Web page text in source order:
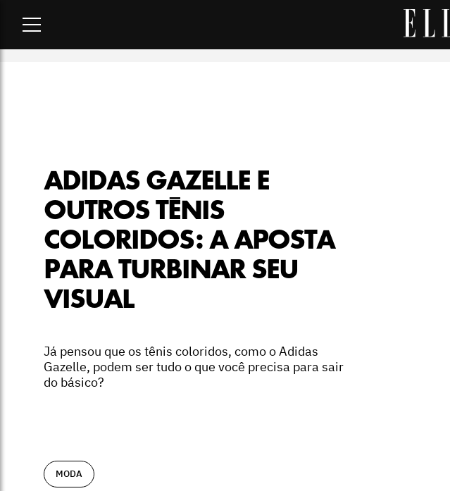
Adidas Gazelle e outros tênis coloridos: a aposta para turbinar seu visual
ADIDAS GAZELLE E
OUTROS TÊNIS
COLORIDOS: A APOSTA
PARA TURBINAR SEU
VISUAL
Já pensou que os tênis coloridos, como o Adidas
Gazelle, podem ser tudo o que você precisa para sair
do básico?
MODA